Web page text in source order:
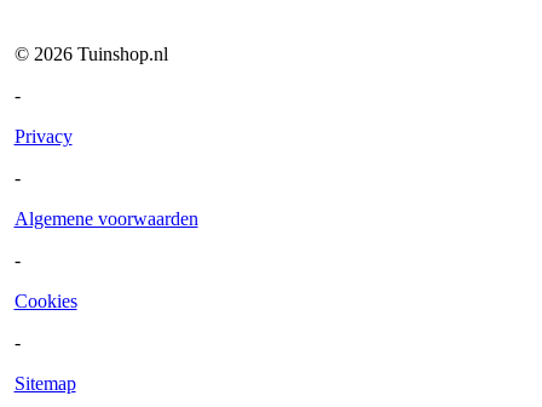
© 2026Tuinshop.nl
-
Privacy
-
Algemene voorwaarden
-
Cookies
-
Sitemap